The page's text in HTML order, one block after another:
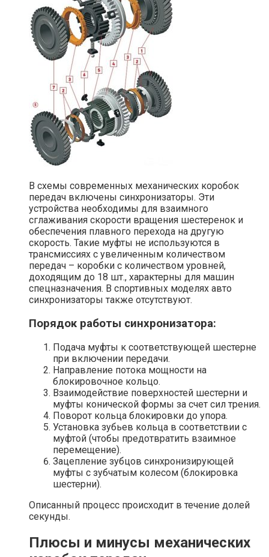
В схемы современных механических коробок
передач включены синхронизаторы. Эти
устройства необходимы для взаимного
сглаживания скорости вращения шестеренок и
обеспечения плавного перехода на другую
скорость. Такие муфты не используются в
трансмиссиях с увеличенным количеством
передач – коробки с количеством уровней,
доходящим до 18 шт., характерны для машин
спецназначения. В спортивных моделях авто
синхронизаторы также отсутствуют.
Порядок работы синхронизатора:
Подача муфты к соответствующей шестерне
при включении передачи.
Направление потока мощности на
блокировочное кольцо.
Взаимодействие поверхностей шестерни и
муфты конической формы за счет сил трения.
Поворот кольца блокировки до упора.
Установка зубьев кольца в соответствии с
муфтой (чтобы предотвратить взаимное
перемещение).
Зацепление зубцов синхронизирующей
муфты с зубчатым колесом (блокировка
шестерни).
Описанный процесс происходит в течение долей
секунды.
Плюсы и минусы механических